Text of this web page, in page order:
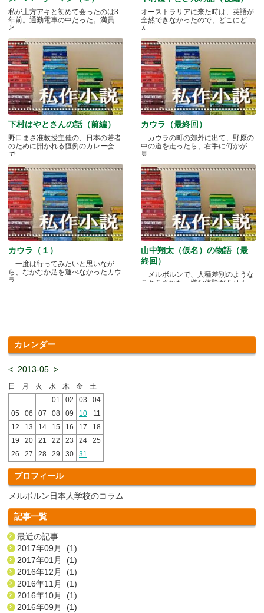
私が土方アキと初めて会ったのは3
年前。通勤電車の中だった。満員
と.....
オーストラリアに来た時は、英語が
全然できなかったので、どこにど
ん.....
下村はやとさんの話（前編）
野口まさ准教授主催の、日本の若者
のために開かれる恒例のカレー会
で.....
カウラ（最終回）
カウラの町の郊外に出て、野原の
中の道を走ったら、右手に何かが
見.....
カウラ（１）
一度は行ってみたいと思いなが
ら、なかなか足を運べなかったカウ
ラ.....
山中翔太（仮名）の物語（最
終回）
メルボルンで、人種差別のような
ことをされた、嫌な体験がありま
カレンダー
< 2013-05 >
日 月 火 水 木 金
土
01
02 03
04
05
06 07 08 09 10
11
12
13 14 15 16 17
18
19
20 21 22 23 24
25
26
27 28 29 30 31
プロフィール
メルボルン日本人学校のコラム
記事一覧
最近の記事
2017年09月 (1)
2017年01月 (1)
2016年12月 (1)
2016年11月 (1)
2016年10月 (1)
2016年09月 (1)